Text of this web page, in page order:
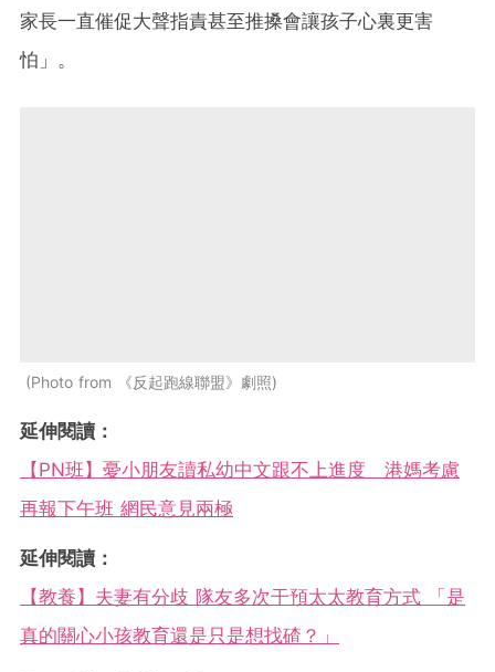
家長一直催促大聲指責甚至推搡會讓孩子心裏更害
怕」。
Photo from 《反起跑線聯盟》劇照
延伸閱讀：
【PN班】憂小朋友讀私幼中文跟不上進度 港媽考慮
再報下午班 網民意見兩極
延伸閱讀：
【教養】夫妻有分歧 隊友多次干預太太教育方式 「是
真的關心小孩教育還是只是想找碴？」